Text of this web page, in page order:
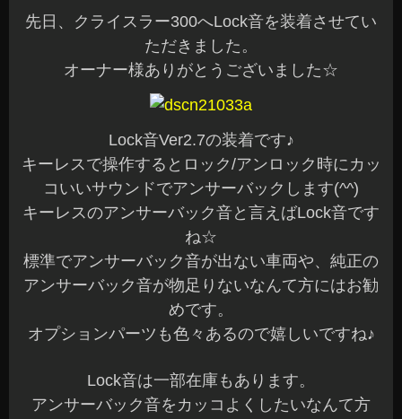
先日、クライスラー300へLock音を装着させてい
ただきました。
オーナー様ありがとうございました☆
Lock音Ver2.7の装着です♪
キーレスで操作するとロック/アンロック時にカッ
コいいサウンドでアンサーバックします(^^)
キーレスのアンサーバック音と言えばLock音です
ね☆
標準でアンサーバック音が出ない車両や、純正の
アンサーバック音が物足りないなんて方にはお勧
めです。
オプションパーツも色々あるので嬉しいですね♪
Lock音は一部在庫もあります。
アンサーバック音をカッコよくしたいなんて方